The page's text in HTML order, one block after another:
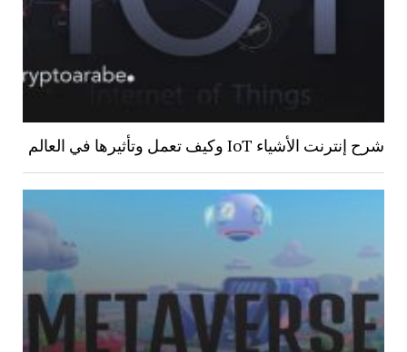
شرح إنترنت الأشياء IoT وكيف تعمل وتأثيرها في العالم